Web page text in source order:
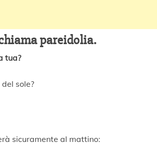
pareidolia.
tua?
sole?
sicuramente al mattino: